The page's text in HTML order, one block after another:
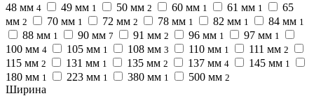
48 мм 4 49 мм 1 50 мм 2 60 мм 1 61 мм 1
65
мм 2 70 мм 1 72 мм 2 78 мм 1 82 мм 1 84 мм 1
88 мм 1 90 мм 7 91 мм 2 96 мм 1 97 мм 1
100 мм 4 105 мм 1 108 мм 3 110 мм 1 111 мм 2
115 мм 2 131 мм 1 135 мм 2 137 мм 4 145 мм 1
180 мм 1 223 мм 1 380 мм 1 500 мм 2
Ширина